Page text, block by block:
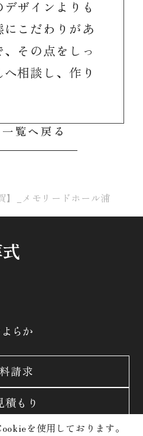
ザインよりも
こだわりがあ
、その点をしっ
相談し、作り
一覧へ戻る
】_メモリードホール浦
らか
請求
積もり
を使用しております。